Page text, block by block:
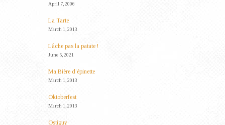
April 7, 2006
La Tarte
March 1, 2013
Lâche pas la patate !
June 5, 2021
Ma Bière d’épinette
March 1, 2013
Oktoberfest
March 1, 2013
Ostiguy